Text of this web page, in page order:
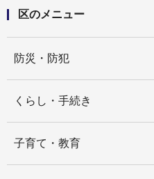
区のメニュー
防災・防犯
くらし・手続き
子育て・教育